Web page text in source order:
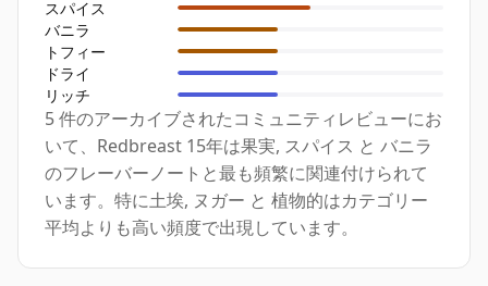
スパイス
バニラ
トフィー
ドライ
リッチ
5 件のアーカイブされたコミュニティレビューにお
いて、Redbreast 15年は果実, スパイス と バニラ
のフレーバーノートと最も頻繁に関連付けられて
います。特に土埃, ヌガー と 植物的はカテゴリー
平均よりも高い頻度で出現しています。